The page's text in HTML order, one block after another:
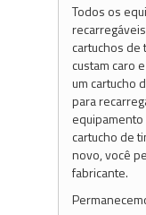
Todos os
cartuchos de
custam caro
um cartucho
para
equipamento
cartucho de
novo, você
fabricante.